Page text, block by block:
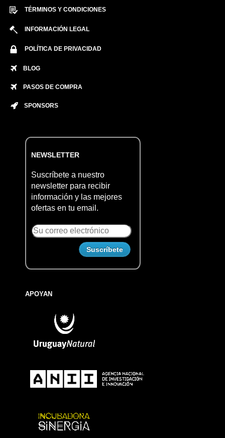
TÉRMINOS Y CONDICIONES
INFORMACIÓN LEGAL
POLÍTICA DE PRIVACIDAD
BLOG
PASOS DE COMPRA
SPONSORS
NEWSLETTER
Suscríbete a nuestro
newsletter para recibir
información y las mejores
ofertas en tu email.
APOYAN